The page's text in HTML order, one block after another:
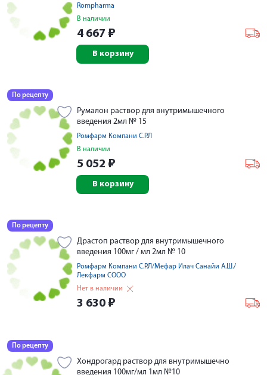
Rompharma
В наличии
4 667 ₽
В корзину
По рецепту
Румалон раствор для внутримышечного
введения 2мл № 15
Ромфарм Компани С.Р.Л
В наличии
5 052 ₽
В корзину
По рецепту
Драстоп раствор для внутримышечного
введения 100мг / мл 2мл № 10
Ромфарм Компани С.Р.Л/Мефар Илач Санайи А.Ш./
Лекфарм СООО
Нет в наличии
3 630 ₽
По рецепту
Хондрогард раствор для внутримышечно
введения 100мг/мл 1мл №10